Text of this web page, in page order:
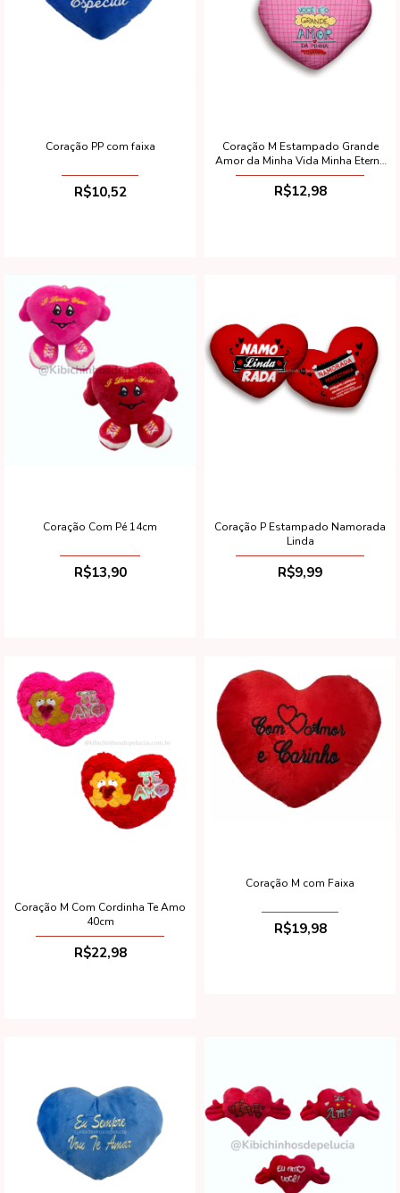
Coração PP com faixa
R$10,52
Coração M Estampado Grande
Amor da Minha Vida Minha Eterna
Namorada 32x11x24cm
R$12,98
Coração Com Pé 14cm
R$13,90
Coração P Estampado Namorada
Linda
R$9,99
Coração M Com Cordinha Te Amo
40cm
R$22,98
Coração M com Faixa
R$19,98